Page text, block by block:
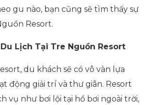
gu nào, bạn cũng sẽ tìm thấy sự
Resort.
Lịch Tại Tre Nguồn Resort
du khách sẽ có vô vàn lựa
động giải trí và thư giãn. Resort
vụ như bơi lội tại hồ bơi ngoài trời,